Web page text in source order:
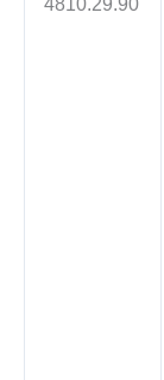
4810.29.90